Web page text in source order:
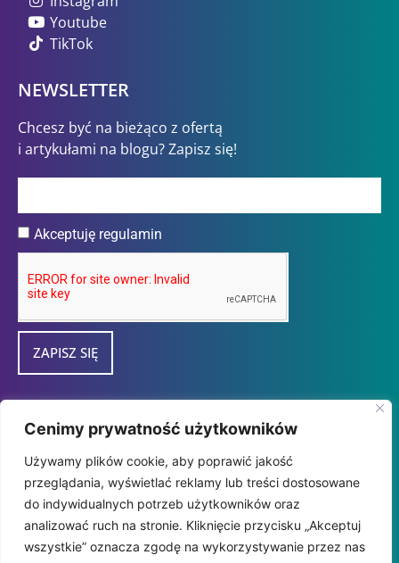
Cenimy prywatność użytkowników
Używamy plików cookie, aby poprawić jakość
przeglądania, wyświetlać reklamy lub treści dostosowane
do indywidualnych potrzeb użytkowników oraz
analizować ruch na stronie. Kliknięcie przycisku „Akceptuj
wszystkie” oznacza zgodę na wykorzystywanie przez nas
Youtube
TikTok
NEWSLETTER
Chcesz być na bieżąco z ofertą
i artykułami na blogu? Zapisz się!
Akceptuję regulamin
ZAPISZ SIĘ
Przedsiębiorca uzyskał subwencję finansową w
ramach programu "tarcza Finansowa 2.0
Polskiego Funduszu Rozwoju dla Mikro i
MałychFirm" udzieloną przez
PFR SA.